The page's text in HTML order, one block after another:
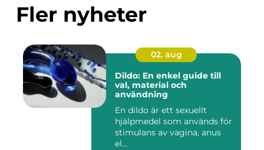
Fler nyheter
02. aug
Dildo: En enkel guide till
val, material och
användning
En dildo är ett sexuellt
hjälpmedel som används för
stimulans av vagina, anus
el...